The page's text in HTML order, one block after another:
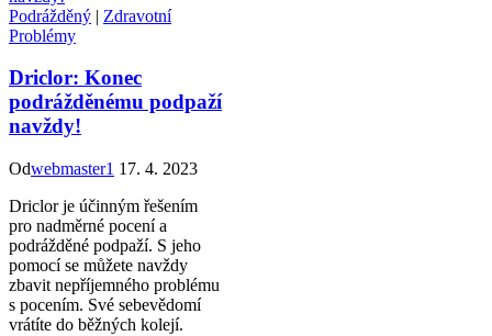
Podrážděný | Zdravotní
Problémy
Driclor: Konec
podrážděnému podpaží
navždy!
Odwebmaster1 17. 4. 2023
Driclor je účinným řešením
pro nadměrné pocení a
podrážděné podpaží. S jeho
pomocí se můžete navždy
zbavit nepříjemného problému
s pocením. Své sebevědomí
vrátíte do běžných kolejí.